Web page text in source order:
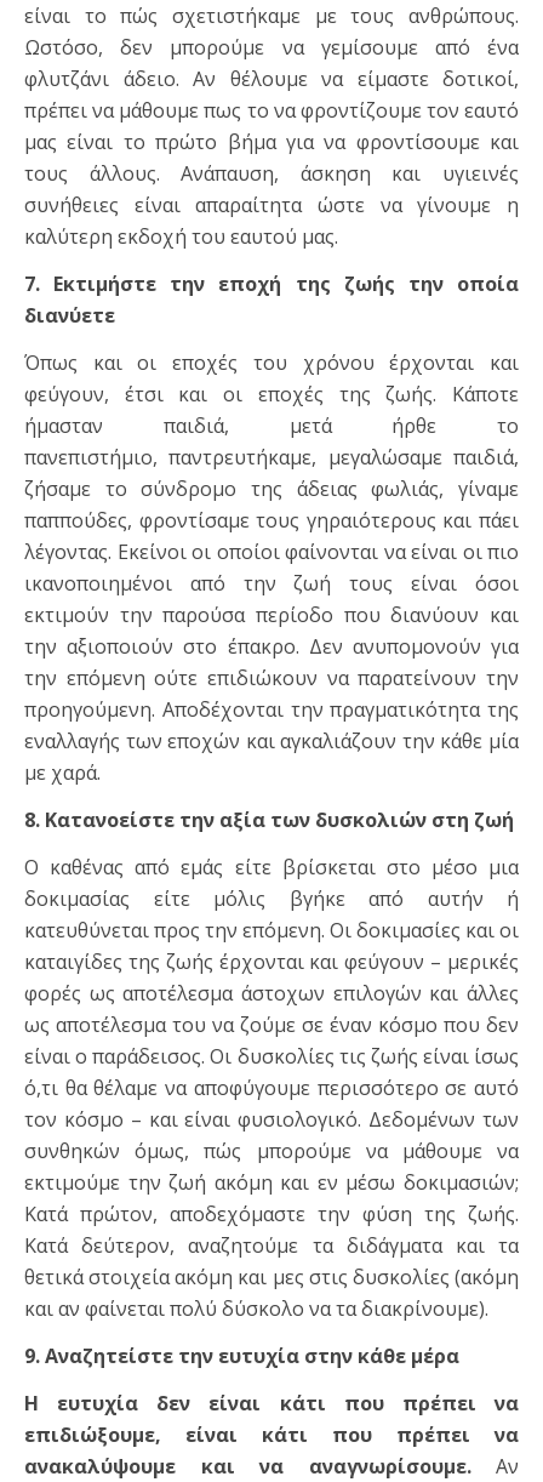
είναι το πώς σχετιστήκαμε με τους ανθρώπους.
Ωστόσο, δεν μπορούμε να γεμίσουμε από ένα
φλυτζάνι άδειο. Αν θέλουμε να είμαστε δοτικοί,
πρέπει να μάθουμε πως το να φροντίζουμε τον εαυτό
μας είναι το πρώτο βήμα για να φροντίσουμε και
τους άλλους. Ανάπαυση, άσκηση και υγιεινές
συνήθειες είναι απαραίτητα ώστε να γίνουμε η
καλύτερη εκδοχή του εαυτού μας.
7. Εκτιμήστε την εποχή της ζωής την οποία
διανύετε
Όπως και οι εποχές του χρόνου έρχονται και
φεύγουν, έτσι και οι εποχές της ζωής. Κάποτε
ήμασταν παιδιά, μετά ήρθε το
πανεπιστήμιο, παντρευτήκαμε, μεγαλώσαμε παιδιά,
ζήσαμε το σύνδρομο της άδειας φωλιάς, γίναμε
παππούδες, φροντίσαμε τους γηραιότερους και πάει
λέγοντας. Εκείνοι οι οποίοι φαίνονται να είναι οι πιο
ικανοποιημένοι από την ζωή τους είναι όσοι
εκτιμούν την παρούσα περίοδο που διανύουν και
την αξιοποιούν στο έπακρο. Δεν ανυπομονούν για
την επόμενη ούτε επιδιώκουν να παρατείνουν την
προηγούμενη. Αποδέχονται την πραγματικότητα της
εναλλαγής των εποχών και αγκαλιάζουν την κάθε μία
με χαρά.
8. Κατανοείστε την αξία των δυσκολιών στη ζωή
Ο καθένας από εμάς είτε βρίσκεται στο μέσο μια
δοκιμασίας είτε μόλις βγήκε από αυτήν ή
κατευθύνεται προς την επόμενη. Οι δοκιμασίες και οι
καταιγίδες της ζωής έρχονται και φεύγουν – μερικές
φορές ως αποτέλεσμα άστοχων επιλογών και άλλες
ως αποτέλεσμα του να ζούμε σε έναν κόσμο που δεν
είναι ο παράδεισος. Οι δυσκολίες τις ζωής είναι ίσως
ό,τι θα θέλαμε να αποφύγουμε περισσότερο σε αυτό
τον κόσμο – και είναι φυσιολογικό. Δεδομένων των
συνθηκών όμως, πώς μπορούμε να μάθουμε να
εκτιμούμε την ζωή ακόμη και εν μέσω δοκιμασιών;
Κατά πρώτον, αποδεχόμαστε την φύση της ζωής.
Κατά δεύτερον, αναζητούμε τα διδάγματα και τα
θετικά στοιχεία ακόμη και μες στις δυσκολίες (ακόμη
και αν φαίνεται πολύ δύσκολο να τα διακρίνουμε).
9. Αναζητείστε την ευτυχία στην κάθε μέρα
Η ευτυχία δεν είναι κάτι που πρέπει να
επιδιώξουμε, είναι κάτι που πρέπει να
ανακαλύψουμε και να αναγνωρίσουμε.Αν